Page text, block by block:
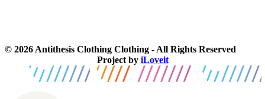
© 2026 Antithesis Clothing Clothing - All Rights Reserved
Project by iLoveit